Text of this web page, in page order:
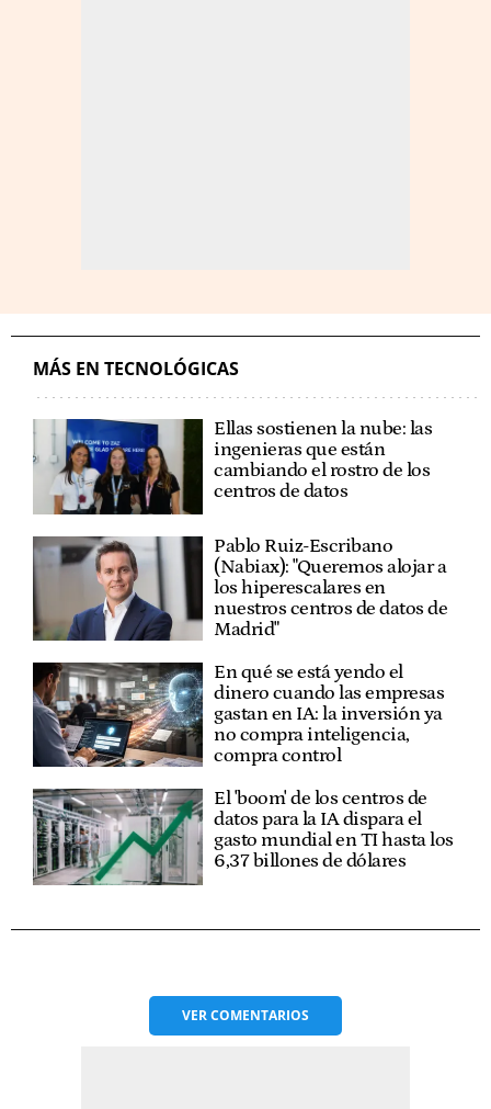
MÁS EN TECNOLÓGICAS
Ellas sostienen la nube: las
ingenieras que están
cambiando el rostro de los
centros de datos
Pablo Ruiz-Escribano
(Nabiax): "Queremos alojar a
los hiperescalares en
nuestros centros de datos de
Madrid"
En qué se está yendo el
dinero cuando las empresas
gastan en IA: la inversión ya
no compra inteligencia,
compra control
El 'boom' de los centros de
datos para la IA dispara el
gasto mundial en TI hasta los
6,37 billones de dólares
VERCOMENTARIOS